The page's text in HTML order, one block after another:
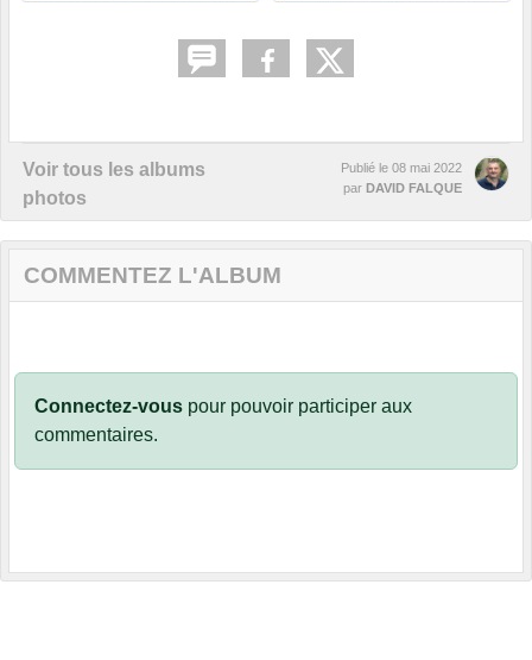
Voir tous les albums
photos
Publié le 08 mai 2022
par DAVID FALQUE
COMMENTEZ L'ALBUM
Connectez-vous pour pouvoir participer aux
commentaires.